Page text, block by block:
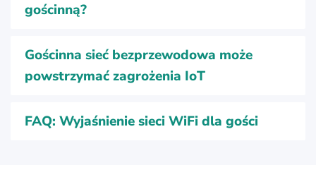
gościnną?
Gościnna sieć bezprzewodowa może
powstrzymać zagrożenia IoT
FAQ: Wyjaśnienie sieci WiFi dla gości